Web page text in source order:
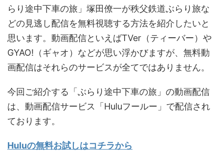
らり途中下車の旅」塚田僚一が秩父鉄道ぶらり旅な
どの見逃し配信を無料視聴する方法を紹介したいと
思います。動画配信といえばTVer（ティーバー）や
GYAO!（ギャオ）などが思い浮かびますが、無料動
画配信はそれらのサービスが全てではありません。
今回ご紹介する「ぶらり途中下車の旅」の動画配信
は、動画配信サービス「Huluフールー」で配信され
ております。
Huluの無料お試しはコチラから